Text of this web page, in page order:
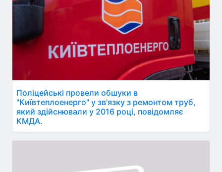
Поліцейські провели обшуки в
"Київтеплоенерго" у зв'язку з ремонтом труб,
який здійснювали у 2016 році, повідомляє
КМДА.